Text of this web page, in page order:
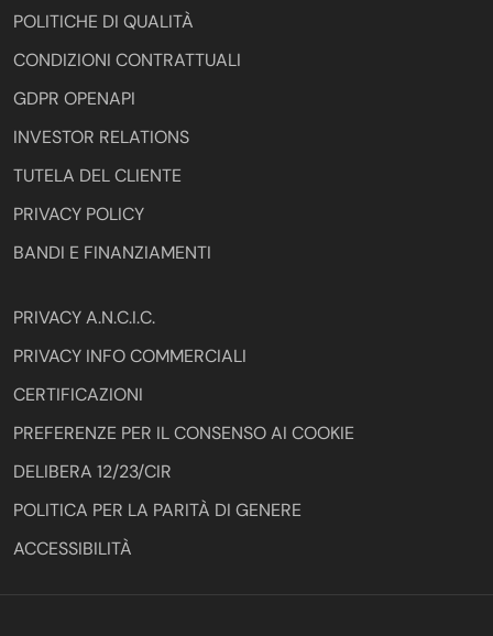
POLITICHE DI QUALITÀ
CONDIZIONI CONTRATTUALI
GDPR OPENAPI
INVESTOR RELATIONS
TUTELA DEL CLIENTE
PRIVACY POLICY
BANDI E FINANZIAMENTI
PRIVACY A.N.C.I.C.
PRIVACY INFO COMMERCIALI
CERTIFICAZIONI
PREFERENZE PER IL CONSENSO AI COOKIE
DELIBERA 12/23/CIR
POLITICA PER LA PARITÀ DI GENERE
ACCESSIBILITÀ